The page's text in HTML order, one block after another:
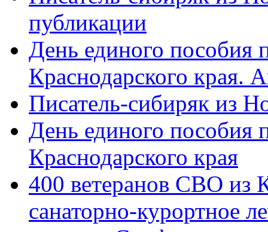
публикации
День единого пособия
Краснодарского края.
Писатель-сибиряк из
День единого пособия
Краснодарского края
400 ветеранов СВО из
санаторно-курортное